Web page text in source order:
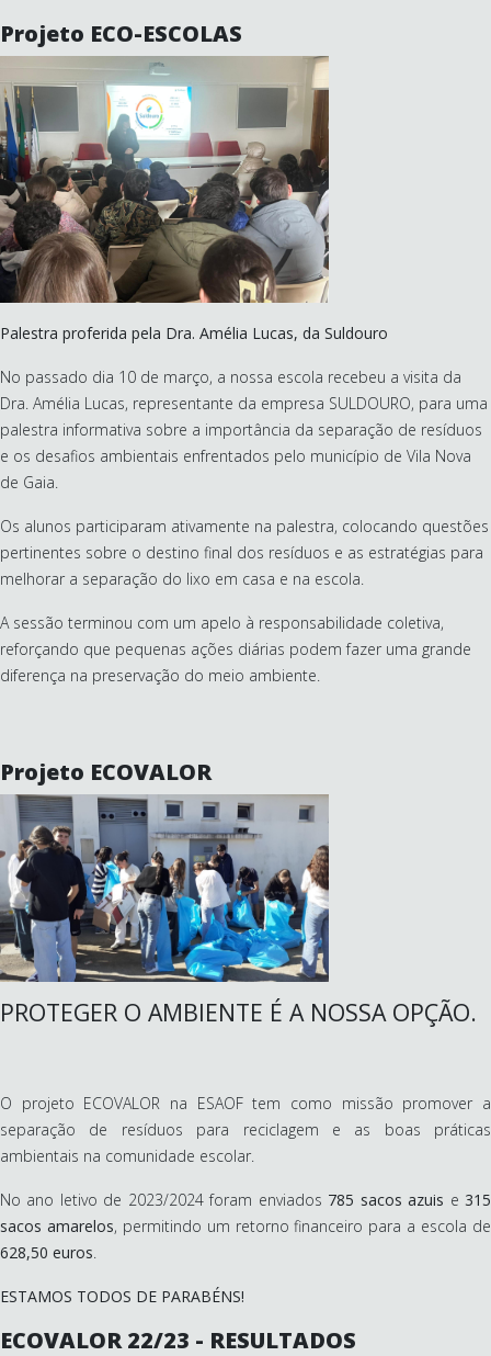
Projeto ECO-ESCOLAS
Palestra proferida pela Dra. Amélia Lucas, da Suldouro
No passado dia 10 de março, a nossa escola recebeu a visita da
Dra. Amélia Lucas, representante da empresa SULDOURO, para uma
palestra informativa sobre a importância da separação de resíduos
e os desafios ambientais enfrentados pelo município de Vila Nova
de Gaia.
Os alunos participaram ativamente na palestra, colocando questões
pertinentes sobre o destino final dos resíduos e as estratégias para
melhorar a separação do lixo em casa e na escola.
A sessão terminou com um apelo à responsabilidade coletiva,
reforçando que pequenas ações diárias podem fazer uma grande
diferença na preservação do meio ambiente.
Projeto ECOVALOR
PROTEGER O AMBIENTE É A NOSSA OPÇÃO.
O projeto ECOVALOR na ESAOF tem como missão promover a
separação de resíduos para reciclagem e as boas práticas
ambientais na comunidade escolar.
No ano letivo de 2023/2024 foram enviados 785 sacos azuis e 315
sacos amarelos, permitindo um retorno financeiro para a escola de
628,50 euros
ESTAMOS TODOS DE PARABÉNS!
ECOVALOR 22/23 - RESULTADOS